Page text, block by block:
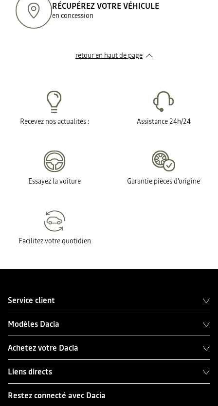
RÉCUPÉREZ VOTRE VÉHICULE
en concession
retour en haut de page​
Recevez nos actualités : Assistance 24h/24
Essayez la voiture Garantie pièces d'origine
Facilitez votre quotidien
Service client
Modèles Dacia
Achetez votre Dacia
Liens directs
Restez connecté avec Dacia